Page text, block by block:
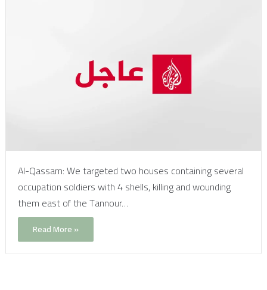
Al-Qassam: We targeted two houses containing several
occupation soldiers with 4 shells, killing and wounding
them east of the Tannour…
Read More »